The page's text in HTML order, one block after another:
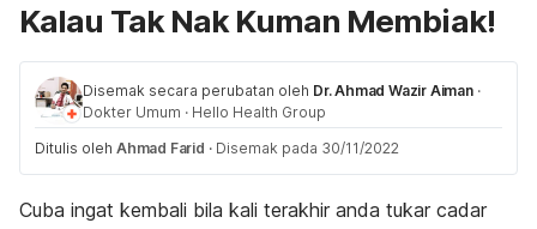
Kalau Tak Nak Kuman Membiak!
Disemak secara perubatan oleh Dr. Ahmad Wazir Aiman ·
Dokter Umum · Hello Health Group
Ditulis oleh Ahmad Farid · Disemak pada 30/11/2022
Cuba ingat kembali bila kali terakhir anda tukar cadar